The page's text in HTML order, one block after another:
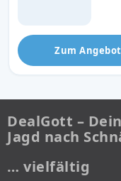
Zum Angebot
DealGott –
Jagd nach
… vielfältig